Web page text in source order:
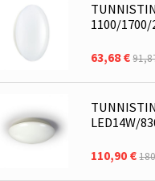
1100/1700/
63,68 €
LED14W/
110,90 €